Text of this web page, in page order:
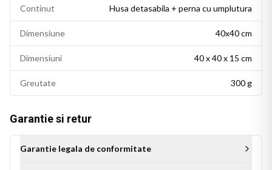
Continut Husa detasabila + perna cu umplutura
Dimensiune 40x40 cm
Dimensiuni 40 x 40 x 15 cm
Greutate 300 g
Garantie si retur
Garantie legala de conformitate